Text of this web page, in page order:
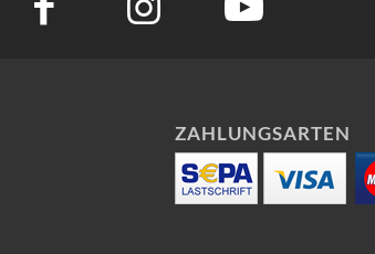
ZAHLUNGSARTEN